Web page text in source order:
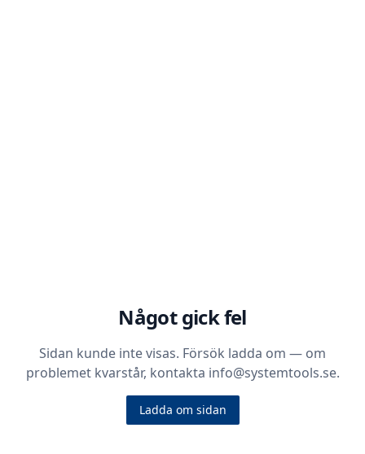
Något gick fel
Sidan kunde inte visas. Försök ladda om — om
problemet kvarstår, kontakta info@systemtools.se.
Ladda om sidan